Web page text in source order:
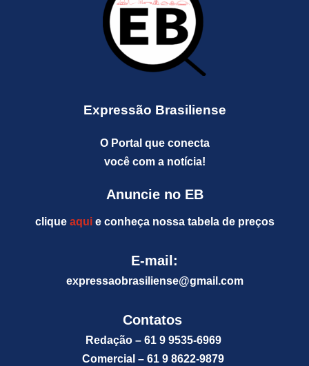
Expressão Brasiliense
O Portal que conecta
você com a notícia!
Anuncie no EB
clique aquie conheça nossa tabela de preços
E-mail:
expressaobrasiliense@gmail.com
Contatos
Redação – 61 9 9535-6969
Comercial – 61 9 8622-9879